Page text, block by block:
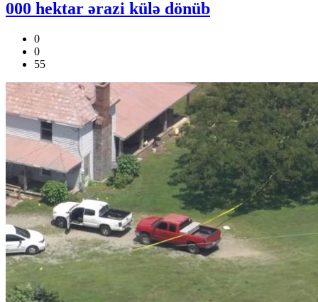
000 hektar ərazi külə dönüb
0
0
55